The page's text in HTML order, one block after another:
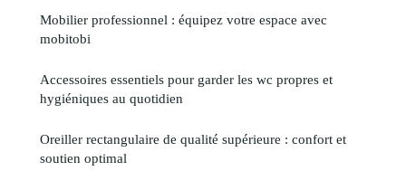
Mobilier professionnel : équipez votre espace avec
mobitobi
Accessoires essentiels pour garder les wc propres et
hygiéniques au quotidien
Oreiller rectangulaire de qualité supérieure : confort et
soutien optimal